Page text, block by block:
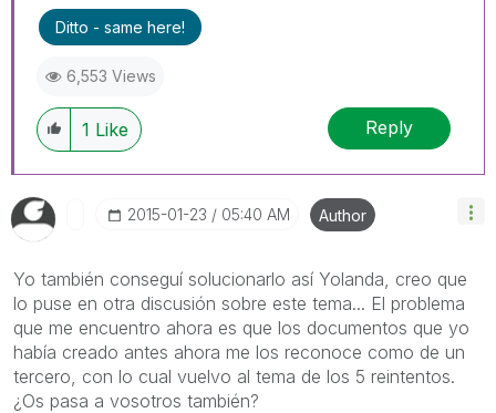
Ditto - same here!
6,553 Views
1 Like Reply
‎2015-01-23 05:40 AM Author
Yo también conseguí solucionarlo así Yolanda, creo que
lo puse en otra discusión sobre este tema... El problema
que me encuentro ahora es que los documentos que yo
había creado antes ahora me los reconoce como de un
tercero, con lo cual vuelvo al tema de los 5 reintentos.
¿Os pasa a vosotros también?